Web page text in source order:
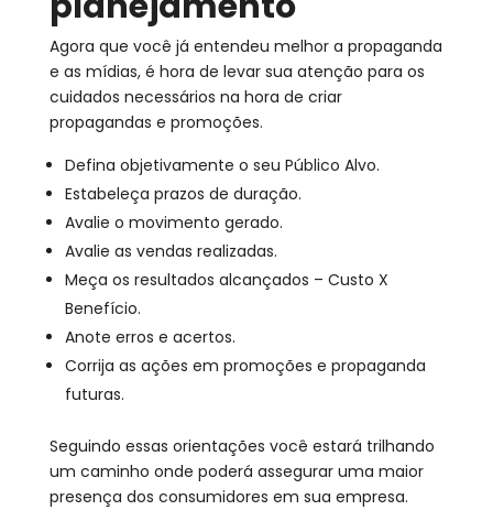
Agora que você já entendeu melhor a propaganda
e as mídias, é hora de levar sua atenção para os
cuidados necessários na hora de criar
propagandas e promoções.
Defina objetivamente o seu Público Alvo.
Estabeleça prazos de duração.
Avalie o movimento gerado.
Avalie as vendas realizadas.
Meça os resultados alcançados – Custo X
Benefício.
Anote erros e acertos.
Corrija as ações em promoções e propaganda
futuras.
Seguindo essas orientações você estará trilhando
um caminho onde poderá assegurar uma maior
presença dos consumidores em sua empresa.